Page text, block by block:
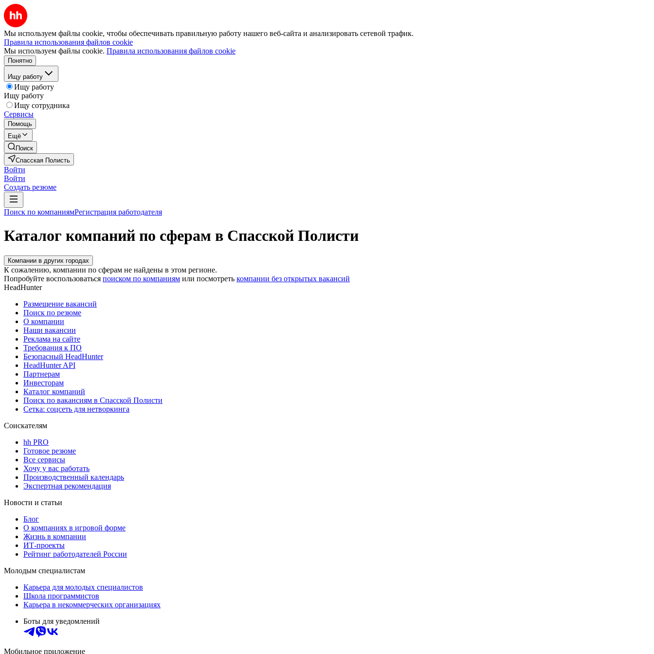
Мы используем файлы cookie, чтобы обеспечивать правильную работу нашего веб-сайта и анализировать сетевой трафик.
Правила использования файлов cookie
Мы используем файлы cookie. Правила использования файлов cookie
Понятно
Ищу работу
Ищу работу
Ищу работу
Ищу сотрудника
Сервисы
Помощь
Ещё
Поиск
Спасская Полисть
Войти
Войти
Создать резюме
Поиск по компаниямРегистрация работодателя
Каталог компаний по сферам в Спасской Полисти
Компании в других городах
К сожалению, компании по сферам не найдены в этом регионе.
Попробуйте воспользоваться поиском по компаниям или посмотреть компании без открытых вакансий
HeadHunter
Размещение вакансий
Поиск по резюме
О компании
Наши вакансии
Реклама на сайте
Требования к ПО
Безопасный HeadHunter
HeadHunter API
Партнерам
Инвесторам
Каталог компаний
Поиск по вакансиям в Спасской Полисти
Сетка: соцсеть для нетворкинга
Соискателям
hh PRO
Готовое резюме
Все сервисы
Хочу у вас работать
Производственный календарь
Экспертная рекомендация
Новости и статьи
Блог
О компаниях в игровой форме
Жизнь в компании
ИТ-проекты
Рейтинг работодателей России
Молодым специалистам
Карьера для молодых специалистов
Школа программистов
Карьера в некоммерческих организациях
Боты для уведомлений
Мобильное приложение